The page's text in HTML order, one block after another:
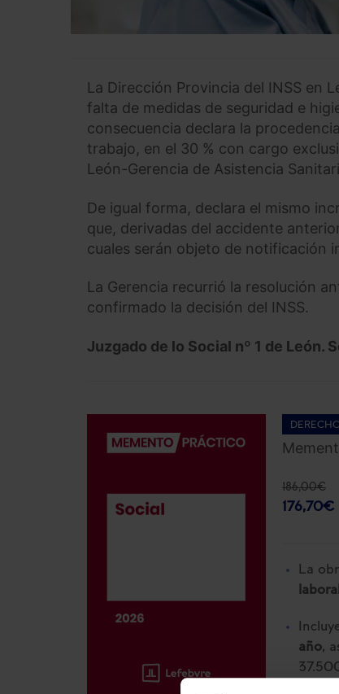
La Dirección Provincia del INSS en
falta de medidas de seguridad e
consecuencia declara la
trabajo, en el 30 % con cargo
León-Gerencia de Asistencia
De igual forma, declara el mismo
que, derivadas del accidente
cuales serán objeto de notificación
La Gerencia recurrió la resolución
confirmado la decisión del INSS.
Juzgado de lo Social nº 1 de León.
186,00€
176,70€
La
año,